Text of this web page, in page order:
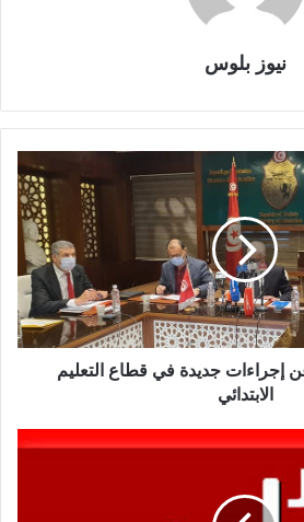
نيوز بلوس
إجراءات جديدة في قطاع التعليم
الابتدائي